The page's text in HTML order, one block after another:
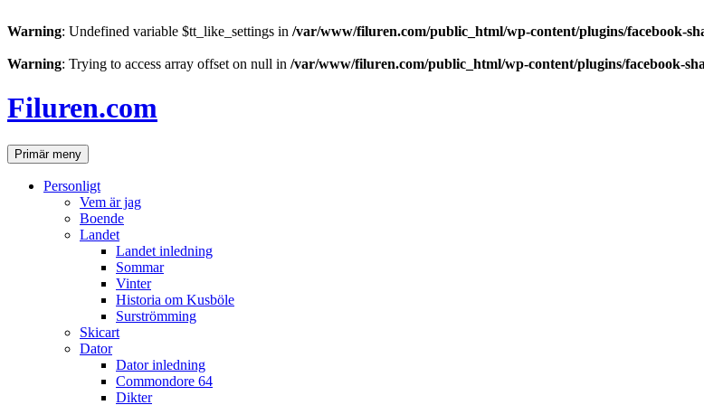
Warning: Undefined variable $tt_like_settings in /var/www/filuren.com/public_html/wp-content/plugins/facebook-
Warning: Trying to access array offset on null in /var/www/filuren.com/public_html/wp-content/plugins/facebook-
till
innehåll
Filuren.com
SökPrimär meny
Personligt
Vem är jag
Boende
Landet
Landet inledning
Sommar
Vinter
Historia om Kusböle
Surströmming
Skicart
Dator
Dator inledning
Commondore 64
Dikter